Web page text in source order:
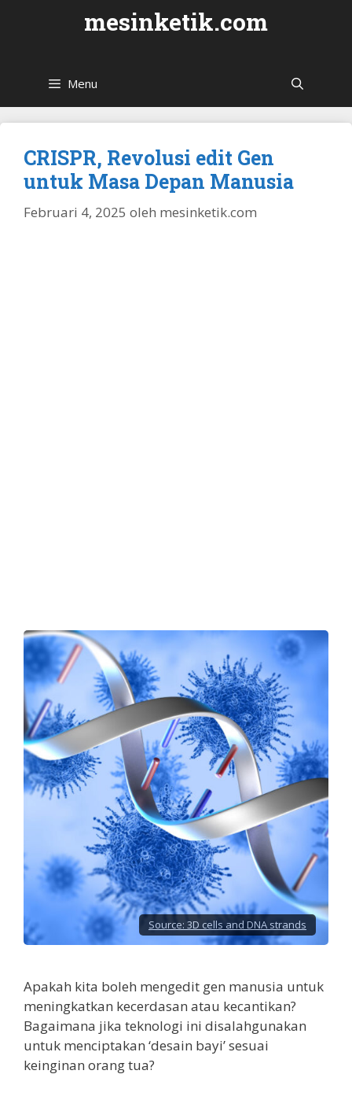
mesinketik.com
Menu
CRISPR, Revolusi edit Gen
untuk Masa Depan Manusia
Februari 4, 2025 oleh mesinketik.com
Source: 3D cells and DNA strands
Apakah kita boleh mengedit gen manusia untuk
meningkatkan kecerdasan atau kecantikan?
Bagaimana jika teknologi ini disalahgunakan
untuk menciptakan ‘desain bayi’ sesuai
keinginan orang tua?